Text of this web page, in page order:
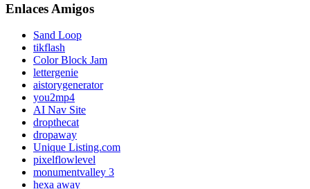
Enlaces Amigos
Sand Loop
tikflash
Color Block Jam
lettergenie
aistorygenerator
you2mp4
AI Nav Site
dropthecat
dropaway
Unique Listing.com
pixelflowlevel
monumentvalley 3
hexa away